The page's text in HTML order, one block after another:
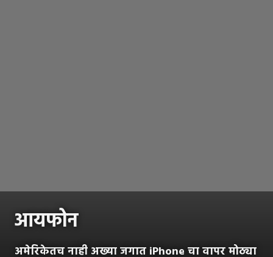
आयफोन
अमेरिकेतच नाही अख्या जगात iPhone चा वापर मोठ्या